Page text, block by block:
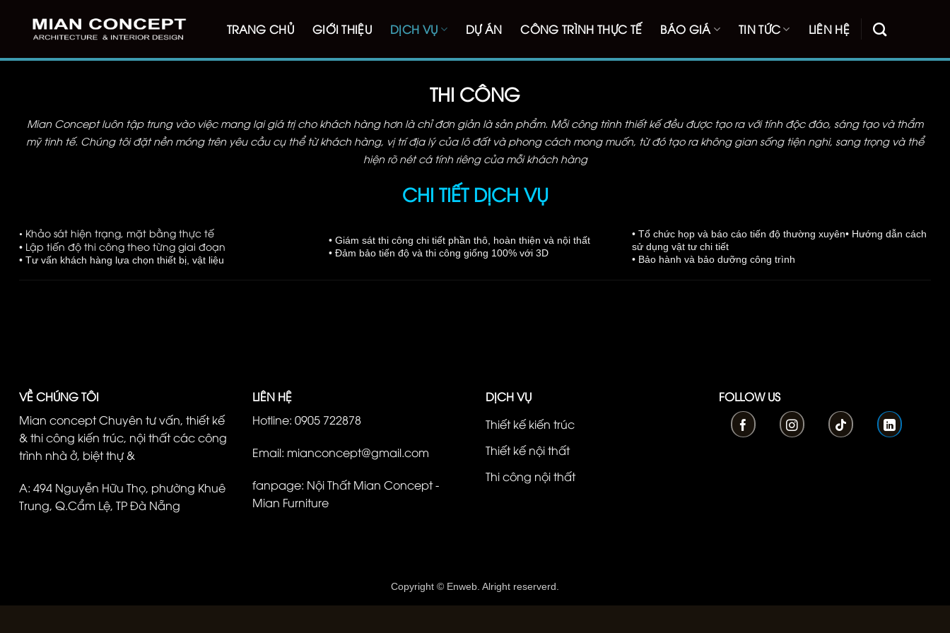
dung
TRANG CHỦ GIỚI THIỆU DỊCH VỤ DỰ ÁN CÔNG TRÌNH THỰC TẾ BÁO GIÁ TIN TỨC LIÊN HỆ
THI CÔNG
Mian Concept luôn tập trung vào việc mang lại giá trị cho khách hàng hơn là chỉ đơn giản là sản phẩm. Mỗi công trình thiết kế đều được tạo ra với tính độc đáo, sáng tạo và thẩm
mỹ tinh tế. Chúng tôi đặt nền móng trên yêu cầu cụ thể từ khách hàng, vị trí địa lý của lô đất và phong cách mong muốn, từ đó tạo ra không gian sống tiện nghi, sang trọng và thể
hiện rõ nét cá tính riêng của mỗi khách hàng
CHI TIẾT DỊCH VỤ
• Khảo sát hiện trạng, mặt bằng thực tế
• Lập tiến độ thi công theo từng giai đoạn
• Tư vấn khách hàng lựa chọn thiết bị, vật liệu
• Giám sát thi công chi tiết phần thô, hoàn thiện và nội thất
• Đảm bảo tiến độ và thi công giống 100% với 3D
• Tổ chức họp và báo cáo tiến độ thường xuyên• Hướng dẫn cách
sử dụng vật tư chi tiết
• Bảo hành và bảo dưỡng công trình
VỀ CHÚNG TÔI
Mian concept Chuyên tư vấn, thiết kế
& thi công kiến trúc, nội thất các công
trình nhà ở, biệt thự &
A: 494 Nguyễn Hữu Thọ, phường Khuê
Trung, Q.Cẩm Lệ, TP Đà Nẵng
LIÊN HỆ
Hotline: 0905 722878
Email: mianconcept@gmail.com
fanpage: Nội Thất Mian Concept -
Mian Furniture
DỊCH VỤ
Thiết kế kiến trúc
Thiết kế nội thất
Thi công nội thất
FOLLOW US
Copyright © Enweb. Alright reserverd.